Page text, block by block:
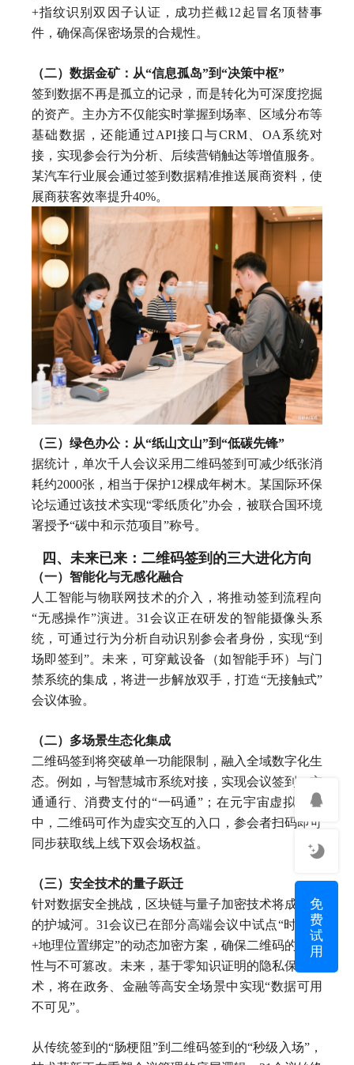
+指纹识别双因子认证，成功拦截12起冒名顶替事
件，确保高保密场景的合规性。
（二）数据金矿：从“信息孤岛”到“决策中枢”
签到数据不再是孤立的记录，而是转化为可深度挖掘
的资产。主办方不仅能实时掌握到场率、区域分布等
基础数据，还能通过API接口与CRM、OA系统对
接，实现参会行为分析、后续营销触达等增值服务。
某汽车行业展会通过签到数据精准推送展商资料，使
展商获客效率提升40%。
（三）绿色办公：从“纸山文山”到“低碳先锋”
据统计，单次千人会议采用二维码签到可减少纸张消
耗约2000张，相当于保护12棵成年树木。某国际环保
论坛通过该技术实现“零纸质化”办会，被联合国环境
署授予“碳中和示范项目”称号。
四、未来已来：二维码签到的三大进化方向
（一）智能化与无感化融合
人工智能与物联网技术的介入，将推动签到流程向
“无感操作”演进。31会议正在研发的智能摄像头系
统，可通过行为分析自动识别参会者身份，实现“到
场即签到”。未来，可穿戴设备（如智能手环）与门
禁系统的集成，将进一步解放双手，打造“无接触式”
会议体验。
（二）多场景生态化集成
二维码签到将突破单一功能限制，融入全域数字化生
态。例如，与智慧城市系统对接，实现会议签到、交
通通行、消费支付的“一码通”；在元宇宙虚拟会场
中，二维码可作为虚实交互的入口，参会者扫码即可
同步获取线上线下双会场权益。
（三）安全技术的量子跃迁
针对数据安全挑战，区块链与量子加密技术将成为新
的护城河。31会议已在部分高端会议中试点“时间戳
+地理位置绑定”的动态加密方案，确保二维码的唯一
性与不可篡改。未来，基于零知识证明的隐私保护技
术，将在政务、金融等高安全场景中实现“数据可用
不可见”。
从传统签到的“肠梗阻”到二维码签到的“秒级入场”，
免
费
试
用